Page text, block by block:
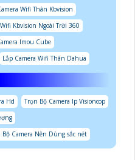
Wifi Thân Kbvision
Kbvision Ngoài Trời 360
Imou Cube
Lắp Camera Wifi Thân Dahua
Hd
Trọn Bộ Camera Ip Visioncop
Bộ Camera Nên Dùng sắc nét